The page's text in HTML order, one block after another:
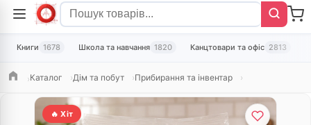
Книги 1678 Школа та навчання 1820 Канцтовари та офіс 2813
ГоловнаКаталог Дім та побут Прибирання та інвентар
🔥 Хіт